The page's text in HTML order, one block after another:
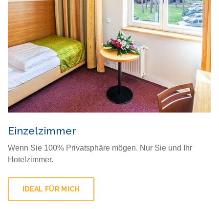
Einzelzimmer
Wenn Sie 100% Privatsphäre mögen. Nur Sie und Ihr
Hotelzimmer.
IDEAL FÜR MICH